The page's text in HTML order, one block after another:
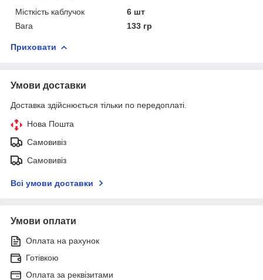
Місткість каблучок
6 шт
Вага
133 гр
Приховати
Умови доставки
Доставка здійснюється тільки по передоплаті.
Нова Пошта
Самовивіз
Самовивіз
Всі умови доставки
Умови оплати
Оплата на рахунок
Готівкою
Оплата за реквізитами